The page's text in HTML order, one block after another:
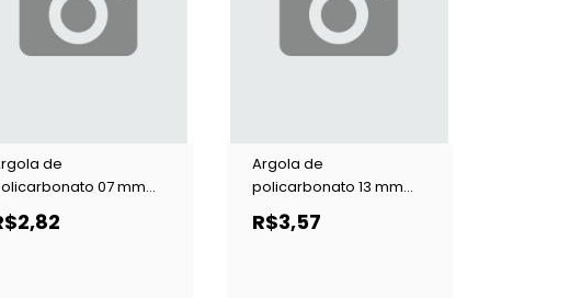
de
07 mm
Terlizzi 507 transp c/ 100
Argola de
policarbonato 13 mm
Terlizzi 419 transp c/ 100
un
R$3,57